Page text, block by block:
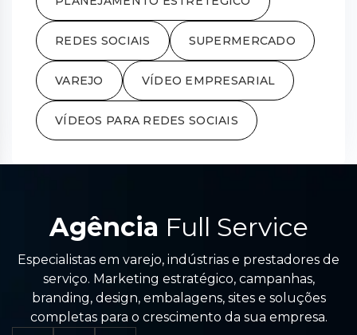
REDES SOCIAIS SUPERMERCADO
VAREJO VÍDEO EMPRESARIAL
VÍDEOS PARA REDES SOCIAIS
Agência Full Service
Especialistas em varejo, indústrias e prestadores de
serviço. Marketing estratégico, campanhas,
branding, design, embalagens, sites e soluções
completas para o crescimento da sua empresa.